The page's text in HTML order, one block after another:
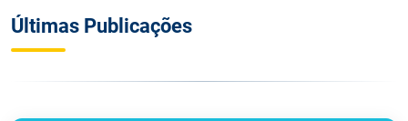
Últimas Publicações